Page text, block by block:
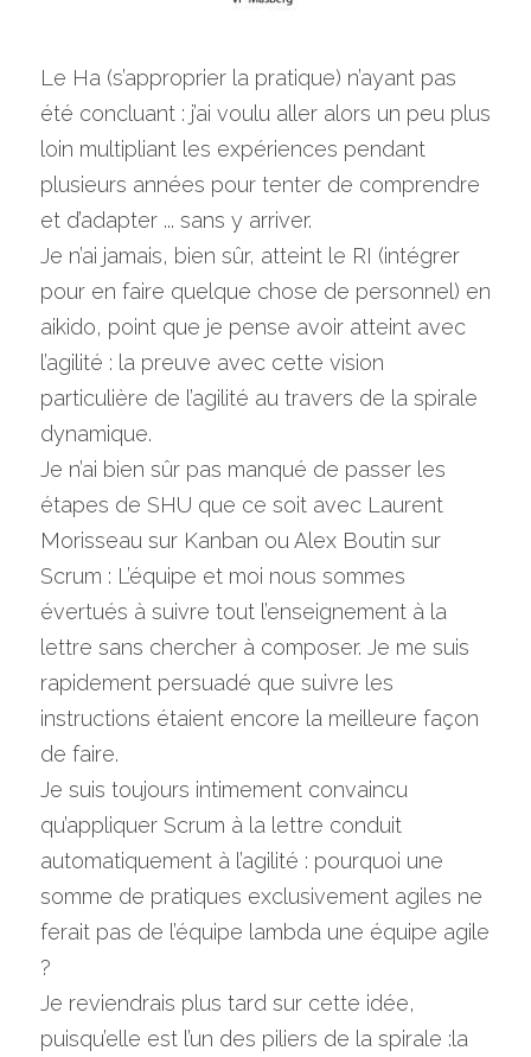
Le Ha (s’approprier la pratique) n’ayant pas
été concluant : j’ai voulu aller alors un peu plus
loin multipliant les expériences pendant
plusieurs années pour tenter de comprendre
et d’adapter ... sans y arriver.
Je n’ai jamais, bien sûr, atteint le RI (intégrer
pour en faire quelque chose de personnel) en
aikido, point que je pense avoir atteint avec
l’agilité : la preuve avec cette vision
particulière de l’agilité au travers de la spirale
dynamique.
Je n’ai bien sûr pas manqué de passer les
étapes de SHU que ce soit avec Laurent
Morisseau sur Kanban ou Alex Boutin sur
Scrum : L’équipe et moi nous sommes
évertués à suivre tout l’enseignement à la
lettre sans chercher à composer. Je me suis
rapidement persuadé que suivre les
instructions étaient encore la meilleure façon
de faire.
Je suis toujours intimement convaincu
qu’appliquer Scrum à la lettre conduit
automatiquement à l’agilité : pourquoi une
somme de pratiques exclusivement agiles ne
ferait pas de l’équipe lambda une équipe agile
?
Je reviendrais plus tard sur cette idée,
puisqu’elle est l’un des piliers de la spirale :la